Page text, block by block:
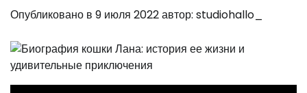
Опубликовано в 9 июля 2022автор: studiohallo_